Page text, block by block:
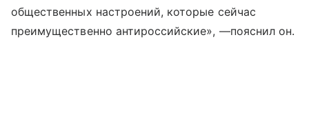
общественных настроений, которые сейчас
преимущественно антироссийские», —пояснил он.